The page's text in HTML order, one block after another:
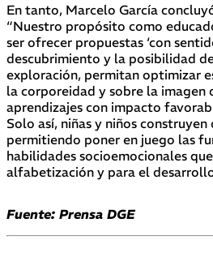
En tanto, Marcelo García
“Nuestro propósito como
ser ofrecer propuestas ‘con
descubrimiento y la posibilidad
exploración, permitan optimizar
la corporeidad y sobre la imagen
aprendizajes con impacto
Solo así, niñas y niños
permitiendo poner en juego las
habilidades socioemocionales
alfabetización y para el
Fuente: Prensa DGE